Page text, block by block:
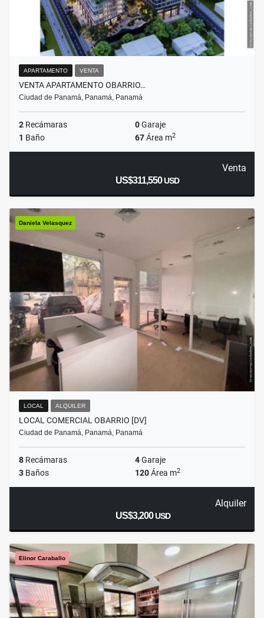
APARTAMENTO VENTA
VENTA APARTAMENTO OBARRIO…
Ciudad de Panamá, Panamá, Panamá
2 Recámaras 0Garaje
1 Baño 67Área m2
Venta
US$311,550USD
Daniela Velasquez
LOCAL ALQUILER
LOCAL COMERCIAL OBARRIO [DV]
Ciudad de Panamá, Panamá, Panamá
8 Recámaras 4Garaje
3 Baños 120Área m2
Alquiler
US$3,200USD
Elinor Caraballo